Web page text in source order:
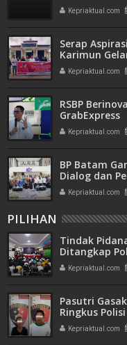
Kepriaktual.com
Serap
Karimun
Kepriaktual.com
RSBP
GrabExpress
Kepriaktual.com
BP Batam
Dialog dan
Kepriaktual.com
PILIHAN
Tindak
Ditangkap
Kepriaktual.com
Pasutri
Ringkus Polisi
Kepriaktual.com